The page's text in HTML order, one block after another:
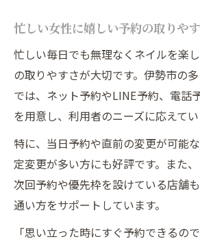
忙しい女性に嬉しい予約の取りや
忙しい毎日でも無理なくネイルを楽
の取りやすさが大切です。伊勢市の
では、ネット予約やLINE予約、電話
を用意し、利用者のニーズに応えてい
特に、当日予約や直前の変更が可能
定変更が多い方にも好評です。また
次回予約や優先枠を設けている店舗
通い方をサポートしています。
「思い立った時にすぐ予約できるの